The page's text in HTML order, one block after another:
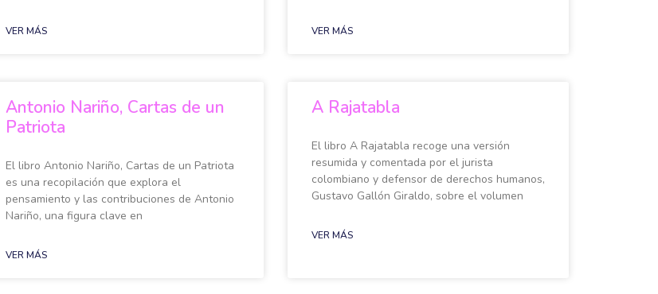
VER MÁS VER MÁS
Antonio Nariño, Cartas de un
Patriota
El libro Antonio Nariño, Cartas de un Patriota
es una recopilación que explora el
pensamiento y las contribuciones de Antonio
Nariño, una figura clave en
VER MÁS
A Rajatabla
El libro A Rajatabla recoge una versión
resumida y comentada por el jurista
colombiano y defensor de derechos humanos,
Gustavo Gallón Giraldo, sobre el volumen
VER MÁS